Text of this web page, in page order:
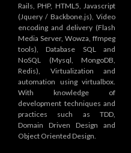
Rails, PHP, HTML5, Javascript
(Jquery / Backbone.js), Video
encoding and delivery (Flash
Media Server, Wowza, ffmpeg
tools), Database SQL and
NoSQL (Mysql, MongoDB,
Redis), Virtualization and
automation using virtualbox.
With knowledge of
development techniques and
practices such as TDD,
Domain Driven Design and
Object Oriented Design.